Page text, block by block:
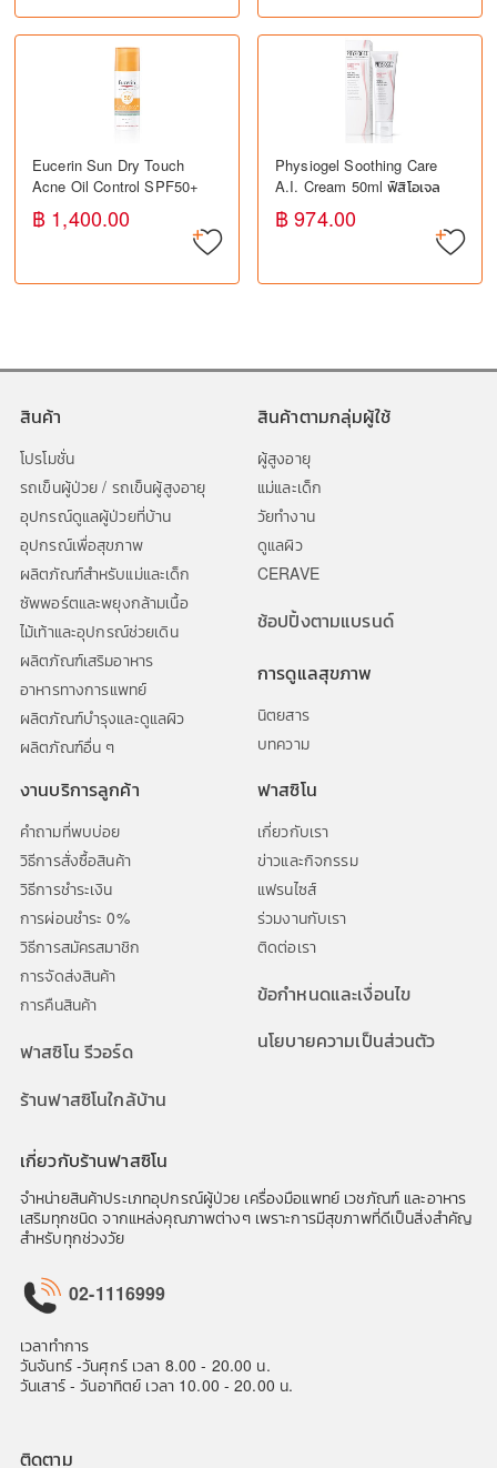
Eucerin Sun Dry Touch
Acne Oil Control SPF50+
50ml ยูเซอริน กันแดดสำหรับ
ผิวมัน เป็นสิวง่าย
฿ 1,400.00
Physiogel Soothing Care
A.I. Cream 50ml ฟิสิโอเจล
ครีมบำรุงผิว สำหรับผิวแพ้ง่าย
ลดการระคายเคือง
฿ 974.00
สินค้า
โปรโมชั่น
รถเข็นผู้ป่วย / รถเข็นผู้สูงอายุ
อุปกรณ์ดูแลผู้ป่วยที่บ้าน
อุปกรณ์เพื่อสุขภาพ
ผลิตภัณฑ์สำหรับแม่และเด็ก
ซัพพอร์ตและพยุงกล้ามเนื้อ
ไม้เท้าและอุปกรณ์ช่วยเดิน
ผลิตภัณฑ์เสริมอาหาร
อาหารทางการแพทย์
ผลิตภัณฑ์บำรุงและดูแลผิว
ผลิตภัณฑ์อื่น ๆ
สินค้าตามกลุ่มผู้ใช้
ผู้สูงอายุ
แม่และเด็ก
วัยทำงาน
ดูแลผิว
CERAVE
ช้อปปิ้งตามแบรนด์
การดูแลสุขภาพ
นิตยสาร
บทความ
งานบริการลูกค้า
คำถามที่พบบ่อย
วิธีการสั่งซื้อสินค้า
วิธีการชำระเงิน
การผ่อนชำระ 0%
วิธีการสมัครสมาชิก
การจัดส่งสินค้า
การคืนสินค้า
ฟาสซิโน รีวอร์ด
ร้านฟาสซิโนใกล้บ้าน
ฟาสซิโน
เกี่ยวกับเรา
ข่าวและกิจกรรม
แฟรนไซส์
ร่วมงานกับเรา
ติดต่อเรา
ข้อกำหนดและเงื่อนไข
นโยบายความเป็นส่วนตัว
เกี่ยวกับร้านฟาสซิโน
จำหน่ายสินค้าประเภทอุปกรณ์ผู้ป่วย เครื่องมือแพทย์ เวชภัณฑ์ และอาหาร
เสริมทุกชนิด จากแหล่งคุณภาพต่างๆ เพราะการมีสุขภาพที่ดีเป็นสิ่งสำคัญ
สำหรับทุกช่วงวัย
02-1116999
เวลาทำการ
วันจันทร์ -วันศุกร์ เวลา 8.00 - 20.00 น.
วันเสาร์ - วันอาทิตย์ เวลา 10.00 - 20.00 น.
ติดตาม